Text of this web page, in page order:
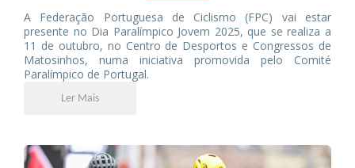
A Federação Portuguesa de Ciclismo (FPC) vai estar
presente no Dia Paralímpico Jovem 2025, que se realiza a
11 de outubro, no Centro de Desportos e Congressos de
Matosinhos, numa iniciativa promovida pelo Comité
Paralímpico de Portugal.
Ler Mais